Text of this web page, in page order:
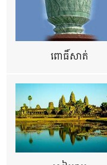
ពោធិ៍សាត់